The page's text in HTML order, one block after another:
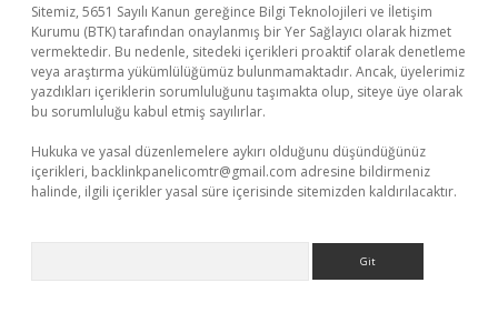
Sitemiz, 5651 Sayılı Kanun gereğince Bilgi Teknolojileri ve İletişim
Kurumu (BTK) tarafından onaylanmış bir Yer Sağlayıcı olarak hizmet
vermektedir. Bu nedenle, sitedeki içerikleri proaktif olarak denetleme
veya araştırma yükümlülüğümüz bulunmamaktadır. Ancak, üyelerimiz
yazdıkları içeriklerin sorumluluğunu taşımakta olup, siteye üye olarak
bu sorumluluğu kabul etmiş sayılırlar.
Hukuka ve yasal düzenlemelere aykırı olduğunu düşündüğünüz
içerikleri, backlinkpanelicomtr@gmail.com adresine bildirmeniz
halinde, ilgili içerikler yasal süre içerisinde sitemizden kaldırılacaktır.